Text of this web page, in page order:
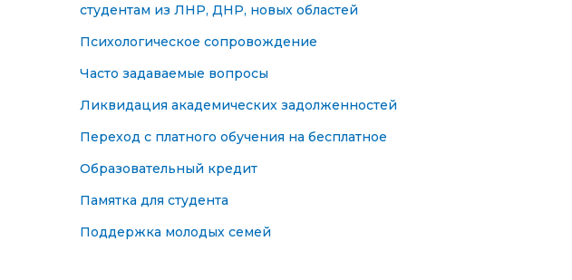
студентам из ЛНР, ДНР, новых областей
Психологическое сопровождение
Часто задаваемые вопросы
Ликвидация академических задолженностей
Переход с платного обучения на бесплатное
Образовательный кредит
Памятка для студента
Поддержка молодых семей